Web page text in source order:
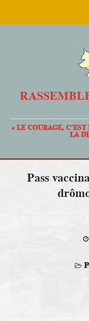
« LE COURAGE,
LA
Pass